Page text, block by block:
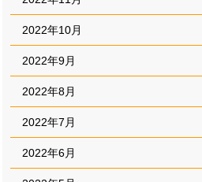
2022年10月
2022年9月
2022年8月
2022年7月
2022年6月